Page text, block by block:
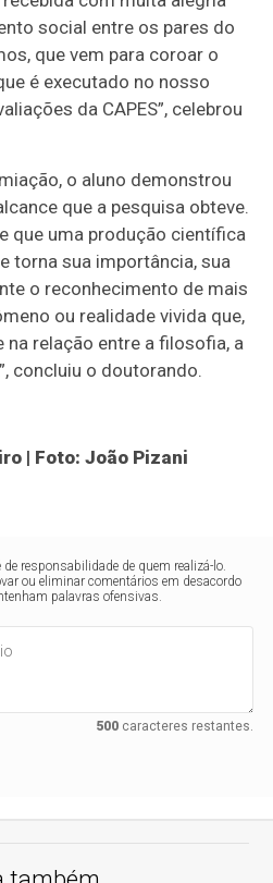
social entre os pares do
que vem para coroar o
é executado no nosso
da CAPES”, celebrou
o aluno demonstrou
que a pesquisa obteve.
que uma produção científica
torna sua importância, sua
o reconhecimento de mais
ou realidade vivida que,
na relação entre a filosofia, a
concluiu o doutorando.
| Foto: João Pizani
responsabilidade de quem realizá-lo.
ou eliminar comentários em desacordo
palavras ofensivas.
500caracteres restantes.